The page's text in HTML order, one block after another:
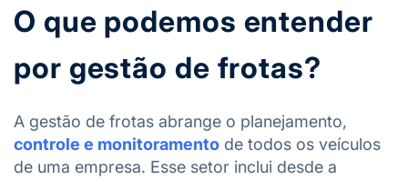
O que podemos entender
por gestão de frotas?
A gestão de frotas abrange o planejamento,
controle e monitoramento de todos os veículos
de uma empresa. Esse setor inclui desde a